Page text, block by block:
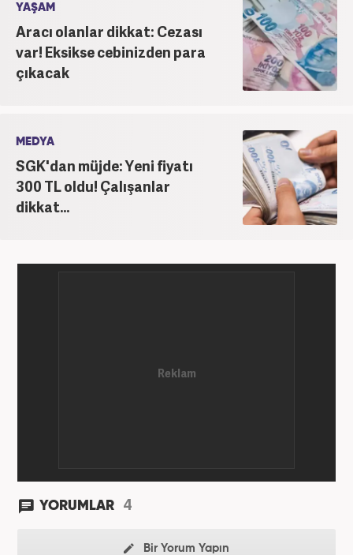
YAŞAM
Aracı olanlar dikkat: Cezası
var! Eksikse cebinizden para
çıkacak
MEDYA
SGK'dan müjde: Yeni fiyatı
300 TL oldu! Çalışanlar
dikkat...
YORUMLAR 4
Bir Yorum Yapın